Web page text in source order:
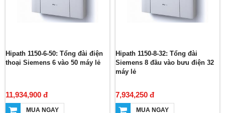
Hipath 1150-6-50: Tổng đài điện
thoại Siemens 6 vào 50 máy lẻ
11,934,900 đ
MUA NGAY
Hipath 1150-8-32: Tổng đài
Siemens 8 đầu vào bưu điện 32
máy lẻ
7,934,250 đ
MUA NGAY